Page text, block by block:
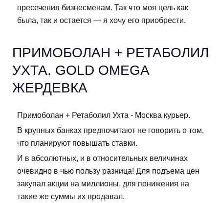
пресечения бизнесменам. Так что моя цель как
была, так и остается — я хочу его приобрести.
ПРИМОБОЛАН + РЕТАБОЛИЛ
УХТА. GOLD OMEGA
ЖЕРДЕВКА
Примоболан + Ретаболил Ухта - Москва курьер.
В крупных банках предпочитают не говорить о том,
что планируют повышать ставки.
И в абсолютных, и в относительных величинах
очевидно в чью пользу разница! Для подъема цен
закупал акции на миллионы, для понижения на
такие же суммы их продавал.